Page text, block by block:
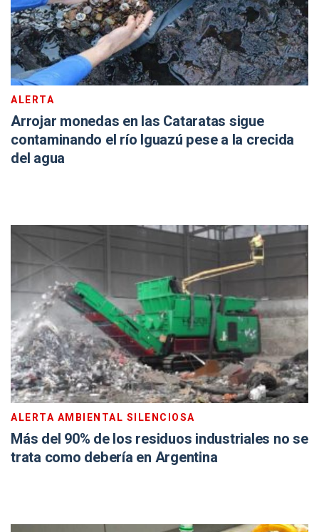
ALERTA
Arrojar monedas en las Cataratas sigue
contaminando el río Iguazú pese a la crecida
del agua
ALERTA AMBIENTAL SILENCIOSA
Más del 90% de los residuos industriales no se
trata como debería en Argentina